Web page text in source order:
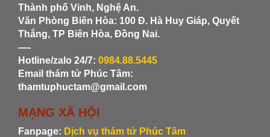
Thành phố Vinh, Nghệ An.
Văn Phòng Biên Hòa: 100 Đ. Hà Huy Giáp, Quyết
Thắng, TP Biên Hòa, Đồng Nai.
—-
Hotline/zalo 24/7: 0984.88.5445
Email thám tử Phúc Tâm:
thamtuphuctam@gmail.com
MẠNG XÃ HỘI
Fanpage: Dịch vụ thám tử Phúc Tâm